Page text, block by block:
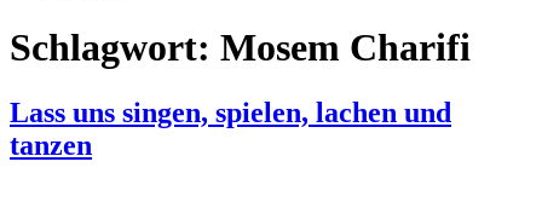
Schlagwort: Mosem Charifi
Lass uns singen, spielen, lachen und
tanzen